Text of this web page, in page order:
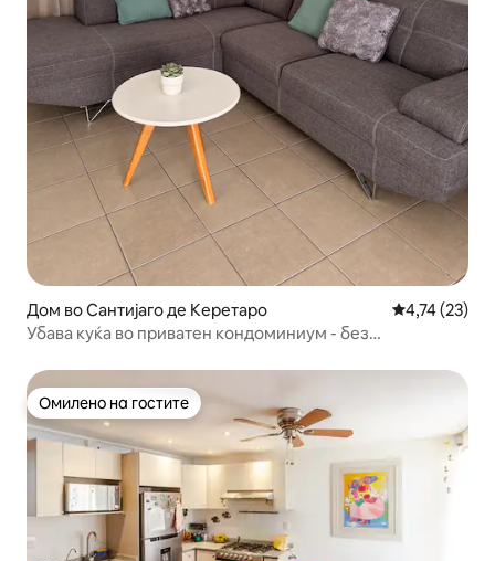
Дом во Сантијаго де Керетаро Просечна
4,74 (23)
Убава куќа во приватен кондоминиум - без
Омилено на гостите
Омилено на гостите